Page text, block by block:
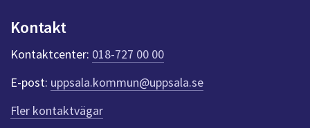
k
t
e
r
f
ö
r
Kontakt
Kontaktcenter: 018-727 00 00
E-post: uppsala.kommun@uppsala.se
Fler kontaktvägar